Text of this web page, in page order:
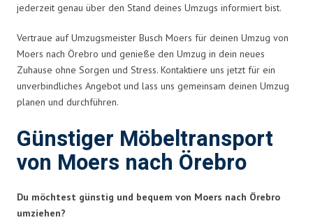
jederzeit genau über den Stand deines Umzugs informiert bist.
Vertraue auf Umzugsmeister Busch Moers für deinen Umzug von
Moers nach Örebro und genieße den Umzug in dein neues
Zuhause ohne Sorgen und Stress. Kontaktiere uns jetzt für ein
unverbindliches Angebot und lass uns gemeinsam deinen Umzug
planen und durchführen.
Günstiger Möbeltransport
von Moers nach Örebro
Du möchtest günstig und bequem von Moers nach Örebro
umziehen?